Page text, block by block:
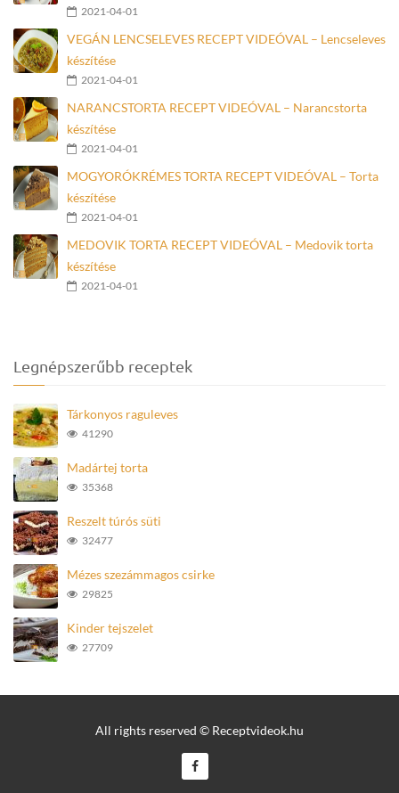
2021-04-01
VEGÁN LENCSELEVES RECEPT VIDEÓVAL – Lencseleves
készítése
2021-04-01
NARANCSTORTA RECEPT VIDEÓVAL – Narancstorta
készítése
2021-04-01
MOGYORÓKRÉMES TORTA RECEPT VIDEÓVAL – Torta
készítése
2021-04-01
MEDOVIK TORTA RECEPT VIDEÓVAL – Medovik torta
készítése
2021-04-01
Legnépszerűbb receptek
Tárkonyos raguleves
41290
Madártej torta
35368
Reszelt túrós süti
32477
Mézes szezámmagos csirke
29825
Kinder tejszelet
27709
All rights reserved © Receptvideok.hu